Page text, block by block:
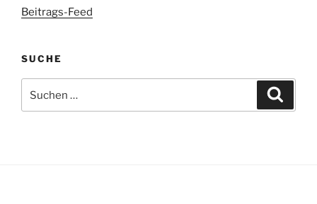
Beitrags-Feed
SUCHE
nach: